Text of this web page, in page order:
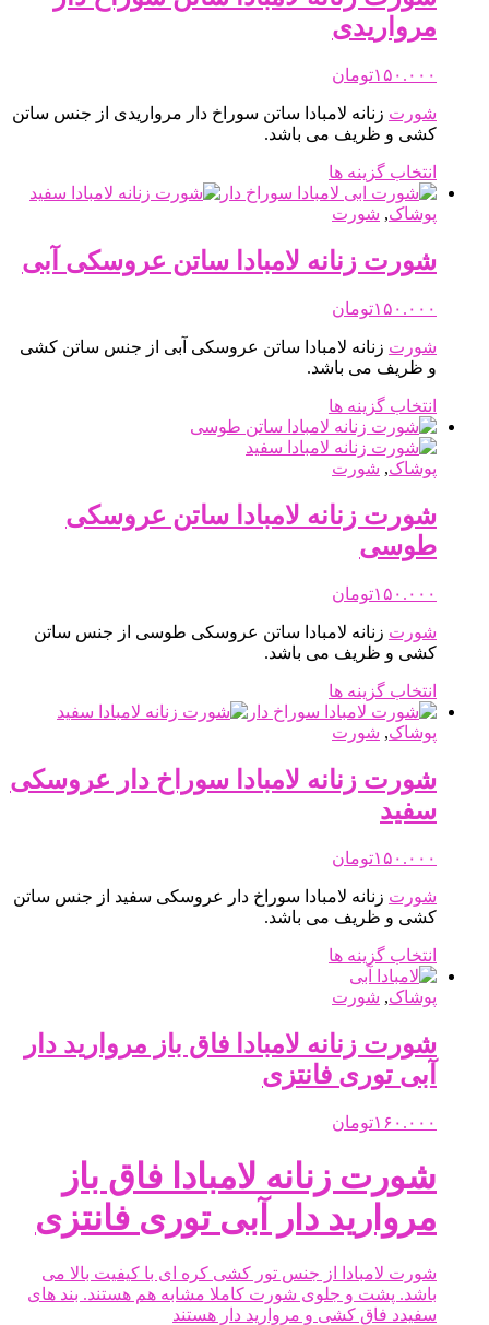
می
است
در
محصول
انتخاب
مرواریدی
۱۵۰.۰۰۰تومان
شورت زنانه لامبادا ساتن سوراخ دار مرواریدی از جنس ساتن
کشی و ظریف می باشد.
انتخاب گزینه ها
محصول
مختلفی
می
ها
ممکن
است
صفحه
محصول
انتخاب
پوشاک, شورت
شورت زنانه لامبادا ساتن عروسکی آبی
۱۵۰.۰۰۰تومان
شورت زنانه لامبادا ساتن عروسکی آبی از جنس ساتن کشی
و ظریف می باشد.
انتخاب گزینه ها
محصول
دارای
می
باشد.
در
صفحه
انتخاب
شوند
پوشاک, شورت
شورت زنانه لامبادا ساتن عروسکی
طوسی
۱۵۰.۰۰۰تومان
شورت زنانه لامبادا ساتن عروسکی طوسی از جنس ساتن
کشی و ظریف می باشد.
انتخاب گزینه ها
محصول
مختلفی
می
است
در
محصول
پوشاک, شورت
شورت زنانه لامبادا سوراخ دار عروسکی
سفید
۱۵۰.۰۰۰تومان
شورت زنانه لامبادا سوراخ دار عروسکی سفید از جنس ساتن
کشی و ظریف می باشد.
انتخاب گزینه ها
مختلفی
می
باشد.
است
در
صفحه
محصول
شوند
پوشاک, شورت
شورت زنانه لامبادا فاق باز مروارید دار
آبی توری فانتزی
۱۶۰.۰۰۰تومان
شورت زنانه لامبادا فاق باز
مروارید دار آبی توری فانتزی
شورت لامبادا از جنس تور کشی کره ای با کیفیت بالا می
باشد. پشت و جلوی شورت کاملا مشابه هم هستند. بند های
سفیدد فاق کشی و مروارید دار هستند